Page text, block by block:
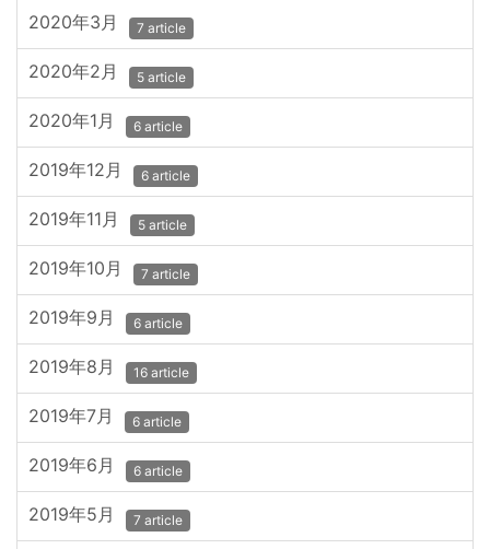
2020年3月 7 article
2020年2月 5 article
2020年1月 6 article
2019年12月 6 article
2019年11月 5 article
2019年10月 7 article
2019年9月 6 article
2019年8月 16 article
2019年7月 6 article
2019年6月 6 article
2019年5月 7 article